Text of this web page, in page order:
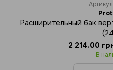
Расширительный бак
2 214.00
В